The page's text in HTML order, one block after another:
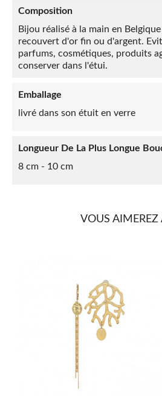
Composition
Bijou réalisé à la main en
recouvert d'or fin ou d'argent.
parfums, cosmétiques, produits
conserver dans l'étui.
Emballage
livré dans son étuit en verre
Longueur De La Plus Longue
8 cm - 10 cm
VOUS AIMEREZ